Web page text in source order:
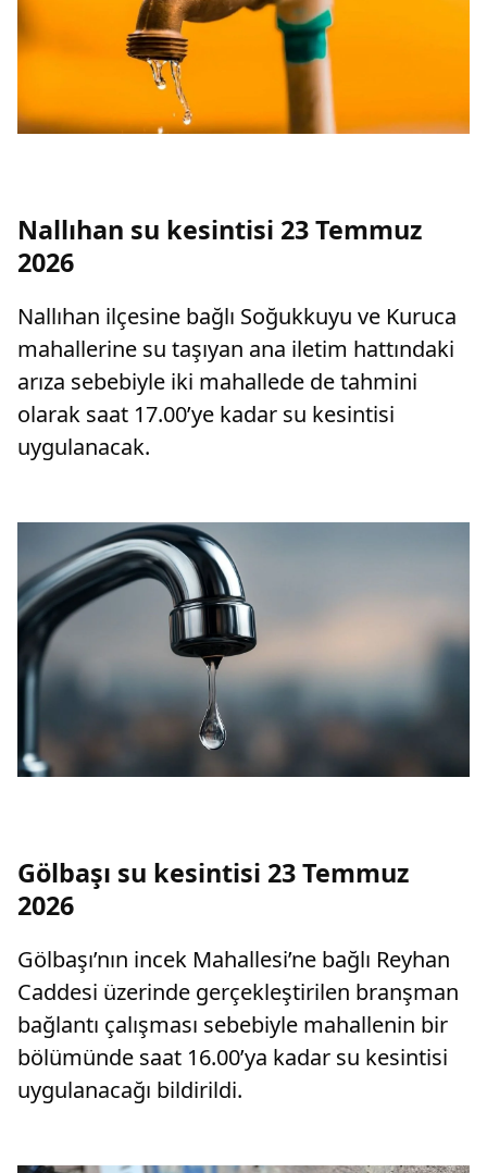
Nallıhan su kesintisi 23 Temmuz
2026
Nallıhan ilçesine bağlı Soğukkuyu ve Kuruca
mahallerine su taşıyan ana iletim hattındaki
arıza sebebiyle iki mahallede de tahmini
olarak saat 17.00’ye kadar su kesintisi
uygulanacak.
Gölbaşı su kesintisi 23 Temmuz
2026
Gölbaşı’nın incek Mahallesi’ne bağlı Reyhan
Caddesi üzerinde gerçekleştirilen branşman
bağlantı çalışması sebebiyle mahallenin bir
bölümünde saat 16.00’ya kadar su kesintisi
uygulanacağı bildirildi.